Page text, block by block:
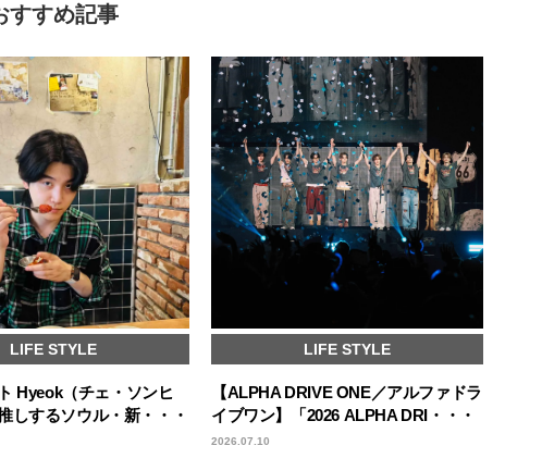
すすめ記事
LIFE STYLE
Hyeok（チェ・ソンヒ
しするソウル・新・・・
LIFE STYLE
【ALPHA DRIVE ONE／アルファドラ
イブワン】「2026 ALPHA DRI・・・
2026.07.10